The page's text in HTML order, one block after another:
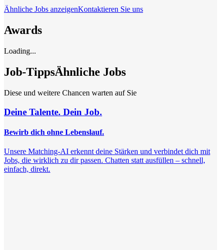
Ähnliche Jobs anzeigenKontaktieren Sie uns
Awards
Loading...
Job-TippsÄhnliche Jobs
Diese und weitere Chancen warten auf Sie
Deine Talente. Dein Job.
Bewirb dich ohne Lebenslauf.
Unsere Matching-AI erkennt deine Stärken und verbindet dich mit
Jobs, die wirklich zu dir passen. Chatten statt ausfüllen – schnell,
einfach, direkt.